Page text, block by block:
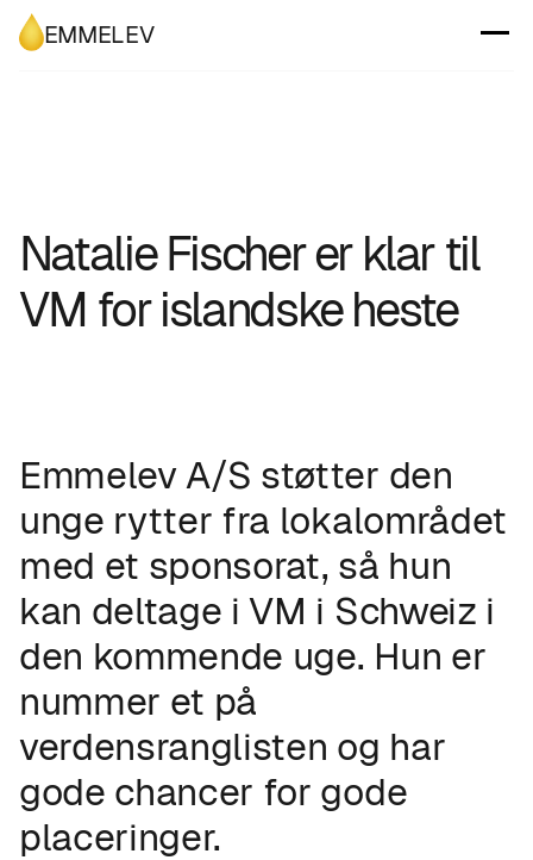
EMMELEV
Natalie Fischer er klar til
VM for islandske heste
Emmelev A/S støtter den
unge rytter fra lokalområdet
med et sponsorat, så hun
kan deltage i VM i Schweiz i
den kommende uge. Hun er
nummer et på
verdensranglisten og har
gode chancer for gode
placeringer.